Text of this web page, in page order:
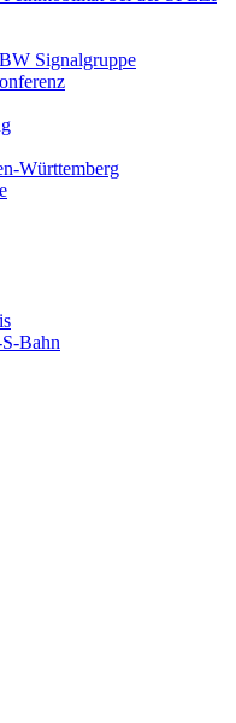
Signalgruppe
Württemberg
Bahn